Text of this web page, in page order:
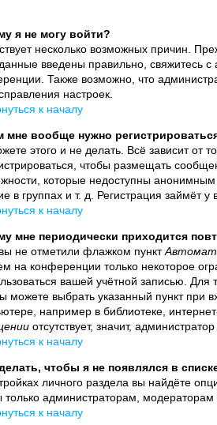
я не могу войти?
несколько возможных причин.
введены правильно, свяжитесь
Также возможно, что
настроек.
к началу
мне вообще нужно
этого и не делать. Всё зависит от
чтобы размещать
которые недоступны
в группах и т. д. Регистрация займёт
к началу
мне периодически приходится
не отметили флажком пункт
на конференции только некоторое
вашей учётной записью.
можете выбрать указанный пункт
например в библиотеке,
отсутствует, значит,
к началу
чтобы я не появлялся в
личного раздела вы найдёте
только администраторам,
к началу